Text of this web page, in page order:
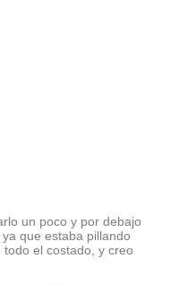
un poco y por debajo
que estaba pillando
el costado, y creo